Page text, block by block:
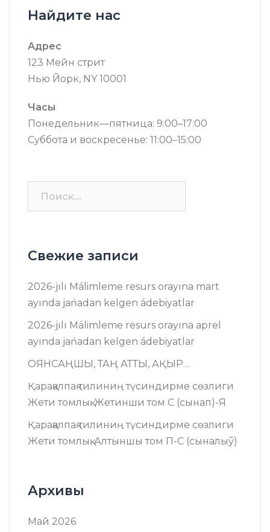
Найдите нас
Адрес
123 Мейн стрит
Нью Йорк, NY 10001
Часы
Понедельник—пятница: 9:00–17:00
Суббота и воскресенье: 11:00–15:00
Свежие записи
2026-jılı Málimleme resurs оrayına mart
ayında jańadan kelgen ádebiyatlar
2026-jılı Málimleme resurs оrayına aprel
ayında jańadan kelgen ádebiyatlar
ОЯНСАҢШЫ, ТАҢ АТТЫ, АҚЫР…
Қарақалпақ тилиниң түсиндирме сөзлиги
Жети томлық. Жетинши том C (сынап)-Я
Қарақалпақ тилиниң түсиндирме сөзлиги
Жети томлық. Алтыншы том П-C (сыналыў)
Архивы
Май 2026